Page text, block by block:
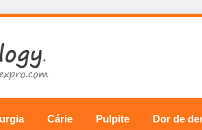
Cárie Pulpite Dor de